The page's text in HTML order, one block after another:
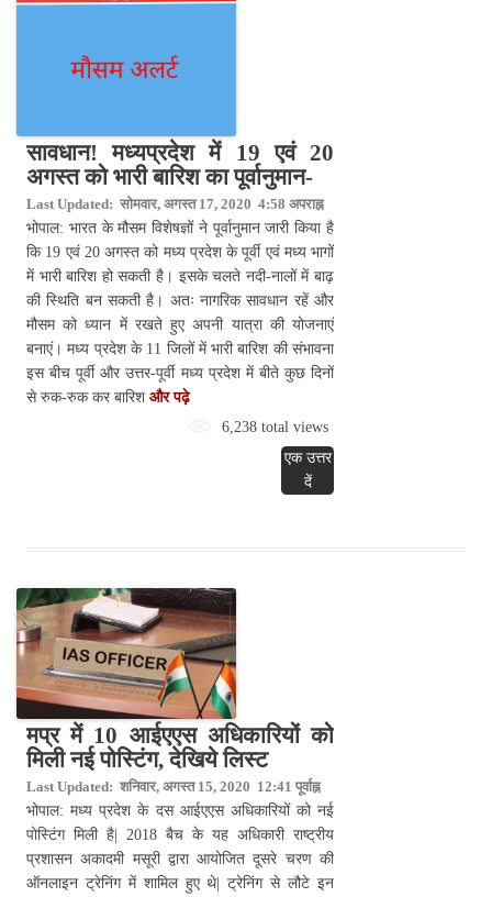
सावधान! मध्यप्रदेश में 19 एवं 20
अगस्त को भारी बारिश का पूर्वानुमान-
Last Updated: सोमवार, अगस्त 17, 2020 4:58 अपराह्न
भोपाल: भारत के मौसम विशेषज्ञों ने पूर्वानुमान जारी किया है
कि 19 एवं 20 अगस्त को मध्य प्रदेश के पूर्वी एवं मध्य भागों
में भारी बारिश हो सकती है। इसके चलते नदी-नालों में बाढ़
की स्थिति बन सकती है। अतः नागरिक सावधान रहें और
मौसम को ध्यान में रखते हुए अपनी यात्रा की योजनाएं
बनाएं। मध्य प्रदेश के 11 जिलों में भारी बारिश की संभावना
इस बीच पूर्वी और उत्तर-पूर्वी मध्य प्रदेश में बीते कुछ दिनों
से रुक-रुक कर बारिश और पढ़े
6,238 total views
एक उत्तर
दें
मप्र में 10 आईएएस अधिकारियों को
मिली नई पोस्टिंग, देखिये लिस्ट
Last Updated: शनिवार, अगस्त 15, 2020 12:41 पूर्वाह्न
भोपाल: मध्य प्रदेश के दस आईएएस अधिकारियों को नई
पोस्टिंग मिली है| 2018 बैच के यह अधिकारी राष्ट्रीय
प्रशासन अकादमी मसूरी द्वारा आयोजित दूसरे चरण की
ऑनलाइन ट्रेनिंग में शामिल हुए थे| ट्रेनिंग से लौटे इन